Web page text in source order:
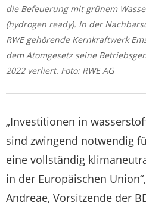
die Befeuerung mit grünem
(hydrogen ready). In der
RWE gehörende Kernkraftwerk
dem Atomgesetz seine
2022 verliert. Foto: RWE AG
„Investitionen in
sind zwingend notwendig
eine vollständig
in der Europäischen
Andreae, Vorsitzende der